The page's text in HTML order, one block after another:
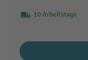
10 Arbeitstage